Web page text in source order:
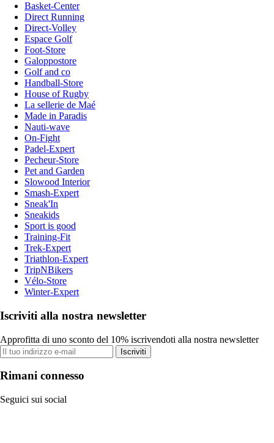
Basket-Center
Direct Running
Direct-Volley
Espace Golf
Foot-Store
Galoppostore
Golf and co
Handball-Store
House of Rugby
La sellerie de Maé
Made in Paradis
Nauti-wave
On-Fight
Padel-Expert
Pecheur-Store
Pet and Garden
Slowood Interior
Smash-Expert
Sneak'In
Sneakids
Sport is good
Training-Fit
Trek-Expert
Triathlon-Expert
TripNBikers
Vélo-Store
Winter-Expert
Iscriviti alla nostra newsletter
Approfitta di uno sconto del 10% iscrivendoti alla nostra newsletter
Iscriviti
Rimani connesso
Seguici sui social